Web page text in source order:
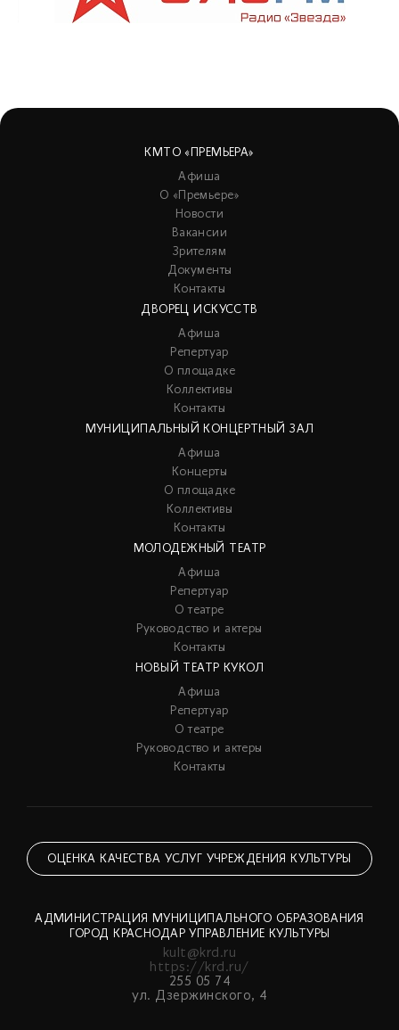
КМТО «ПРЕМЬЕРА»
Афиша
О «Премьере»
Новости
Вакансии
Зрителям
Документы
Контакты
ДВОРЕЦ ИСКУССТВ
Афиша
Репертуар
О площадке
Коллективы
Контакты
МУНИЦИПАЛЬНЫЙ КОНЦЕРТНЫЙ ЗАЛ
Афиша
Концерты
О площадке
Коллективы
Контакты
МОЛОДЕЖНЫЙ ТЕАТР
Афиша
Репертуар
О театре
Руководство и актеры
Контакты
НОВЫЙ ТЕАТР КУКОЛ
Афиша
Репертуар
О театре
Руководство и актеры
Контакты
ОЦЕНКА КАЧЕСТВА УСЛУГ УЧРЕЖДЕНИЯ КУЛЬТУРЫ
АДМИНИСТРАЦИЯ МУНИЦИПАЛЬНОГО ОБРАЗОВАНИЯ
ГОРОД КРАСНОДАР УПРАВЛЕНИЕ КУЛЬТУРЫ
kult@krd.ru
https://krd.ru/
255 05 74
ул. Дзержинского, 4